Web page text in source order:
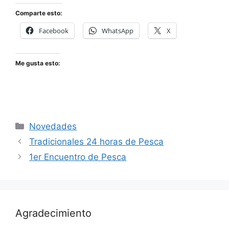
Comparte esto:
Facebook WhatsApp X
Me gusta esto:
Categorías
Novedades
Tradicionales 24 horas de Pesca
1er Encuentro de Pesca
Agradecimiento